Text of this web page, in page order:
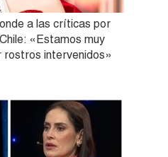
a las críticas por
«Estamos muy
intervenidos»